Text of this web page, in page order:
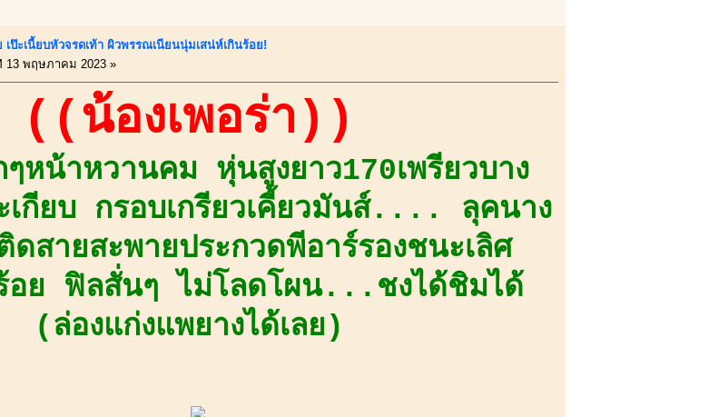
เป๊ะเนี้ยบหัวจรดเท้า ผิวพรรณเนียนนุ่มเสน่ห์เกินร้อย!
13 พฤษภาคม 2023 »
((น้องเพอร่า))
ๆหน้าหวานคม หุ่นสูงยาว170เพรียวบาง
เกียบ กรอบเกรียวเคี้ยวมันส์.... ลุคนาง
สายสะพายประกวดพีอาร์รองชนะเลิศ
ร้อย ฟิลสั่นๆ ไม่โลดโผน...ชงได้ชิมได้
(ล่องแก่งแพยางได้เลย)